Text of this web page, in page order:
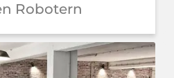
Robotern